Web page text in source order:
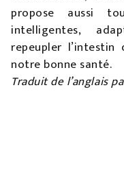
propose aussi
intelligentes,
repeupler l’intestin
notre bonne santé.
Traduit de l’anglais